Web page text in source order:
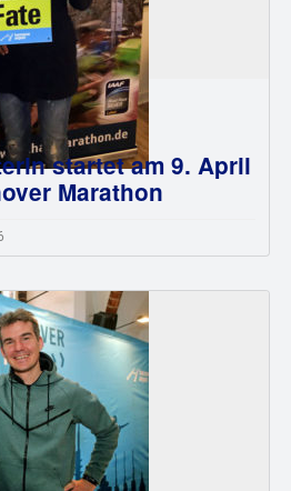
startet am 9. April
Marathon